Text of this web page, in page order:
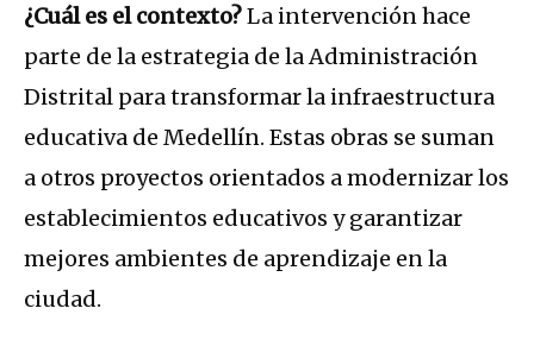
¿Cuál es el contexto?La intervención hace
parte de la estrategia de la Administración
Distrital para transformar la infraestructura
educativa de Medellín. Estas obras se suman
a otros proyectos orientados a modernizar los
establecimientos educativos y garantizar
mejores ambientes de aprendizaje en la
ciudad.